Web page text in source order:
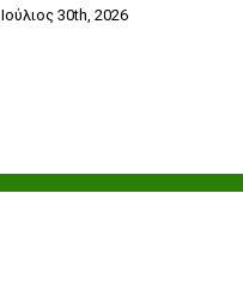
Ιούλιος 30th, 2026